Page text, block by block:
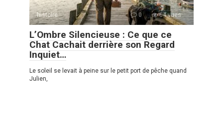
histoire 0 64 vues
L’Ombre Silencieuse : Ce que ce
Chat Cachait derrière son Regard
Inquiet…
Le soleil se levait à peine sur le petit port de pêche quand
Julien,